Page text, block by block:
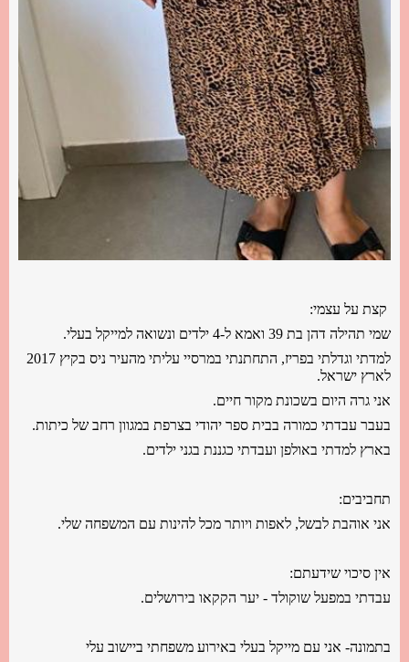
קצת על עצמי:
שמי תהילה דהן בת 39 ואמא ל-4 ילדים ונשואה למייקל בעלי.
למדתי וגדלתי בפריז, התחתנתי במרסיי עליתי מהעיר ניס בקיץ 2017
לארץ ישראל.
אני גרה היום בשכונת מקור חיים.
בעבר עבדתי כמורה בבית ספר יהודי בצרפת במגוון רחב של כיתות.
בארץ למדתי באולפן ועבדתי כגננת בגני ילדים.
תחביבים:
אני אוהבת לבשל, לאפות ויותר מכל להינות עם המשפחה שלי.
אין סיכוי שידעתם:
עבדתי במפעל שוקולד - יער הקקאו בירושלים.
בתמונה- אני עם מייקל בעלי באירוע משפחתי ביישוב עלי